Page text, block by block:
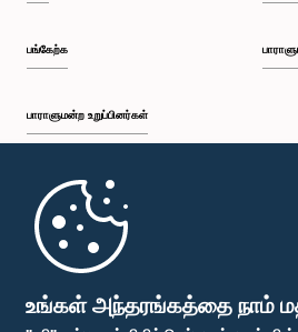
உங்கள் அந்தரங்கத்தை நாம்
பி.ப. 1:30 - பி.ப. 1:38
பி.ப. 1:45 - பி.ப. 2:00
பங்கேற்க
பாராளுமன்ற உறுப்பினர்கள்
முதற்பக்கம்
பாராளுமன்ற கையடக்க செயலி